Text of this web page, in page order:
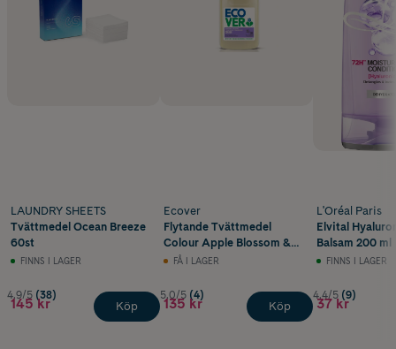
LAUNDRY SHEETS
Tvättmedel Ocean Breeze
60st
FINNS I LAGER
4.9/5 (38)
145 kr Köp
Ecover
Flytande Tvättmedel
Colour Apple Blossom &
Freesia 1 liter
FÅ I LAGER
5.0/5 (4)
135 kr Köp
L'Oréal Paris
Elvital
Balsam 200 ml
FINNS I LAGER
4.4/5 (9)
37 kr